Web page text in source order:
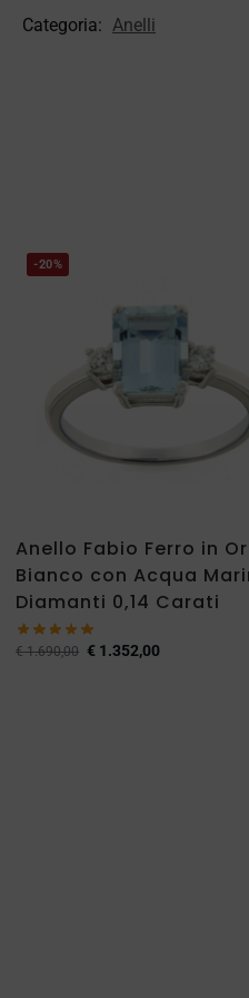
Categoria: Anelli
-20%
Anello Fabio Ferro in
Bianco con Acqua
Diamanti 0,14 Carati
€1.690,00 € 1.352,00